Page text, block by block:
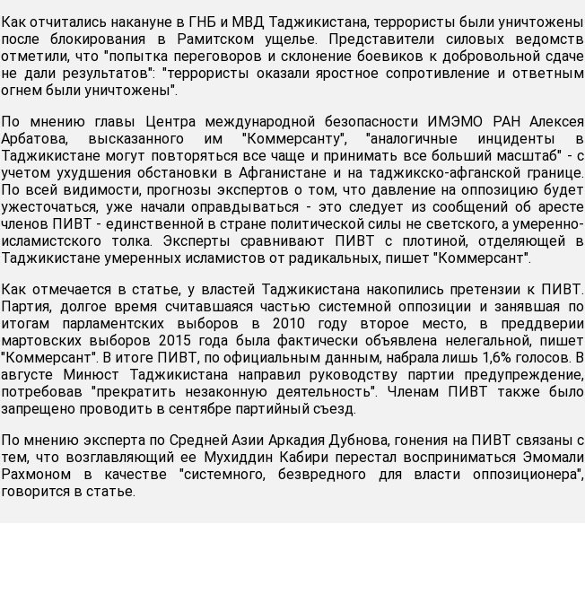
Как отчитались накануне в ГНБ и МВД Таджикистана, террористы были уничтожены
после блокирования в Рамитском ущелье. Представители силовых ведомств
отметили, что "попытка переговоров и склонение боевиков к добровольной сдаче
не дали результатов": "террористы оказали яростное сопротивление и ответным
огнем были уничтожены".
По мнению главы Центра международной безопасности ИМЭМО РАН Алексея
Арбатова, высказанного им "Коммерсанту", "аналогичные инциденты в
Таджикистане могут повторяться все чаще и принимать все больший масштаб" - с
учетом ухудшения обстановки в Афганистане и на таджикско-афганской границе.
По всей видимости, прогнозы экспертов о том, что давление на оппозицию будет
ужесточаться, уже начали оправдываться - это следует из сообщений об аресте
членов ПИВТ - единственной в стране политической силы не светского, а умеренно-
исламистского толка. Эксперты сравнивают ПИВТ с плотиной, отделяющей в
Таджикистане умеренных исламистов от радикальных, пишет "Коммерсант".
Как отмечается в статье, у властей Таджикистана накопились претензии к ПИВТ.
Партия, долгое время считавшаяся частью системной оппозиции и занявшая по
итогам парламентских выборов в 2010 году второе место, в преддверии
мартовских выборов 2015 года была фактически объявлена нелегальной, пишет
"Коммерсант". В итоге ПИВТ, по официальным данным, набрала лишь 1,6% голосов. В
августе Минюст Таджикистана направил руководству партии предупреждение,
потребовав "прекратить незаконную деятельность". Членам ПИВТ также было
запрещено проводить в сентябре партийный съезд.
По мнению эксперта по Средней Азии Аркадия Дубнова, гонения на ПИВТ связаны с
тем, что возглавляющий ее Мухиддин Кабири перестал восприниматься Эмомали
Рахмоном в качестве "системного, безвредного для власти оппозиционера",
говорится в статье.